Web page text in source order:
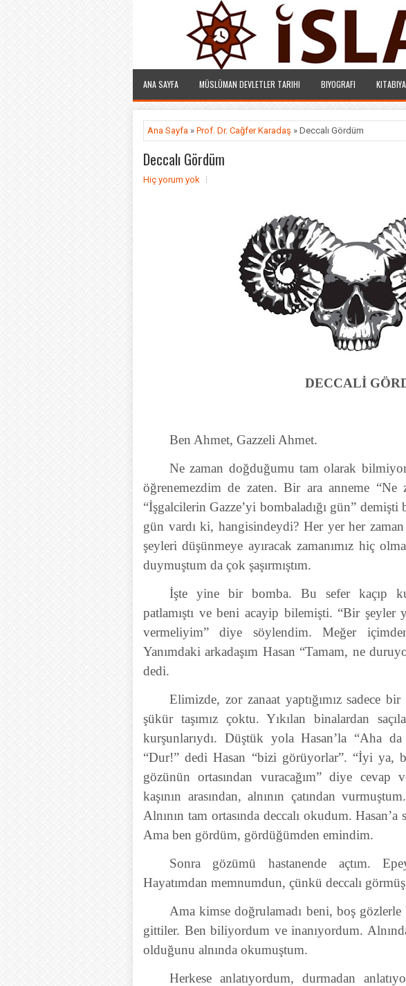
ANA SAYFA MÜSLÜMAN DEVLETLER TARIHI BIYOGRAFI
Ana Sayfa » Prof. Dr. Cağfer Karadaş » Deccalı Gördüm
Deccalı Gördüm
Hiç yorum yok
DECCALİ
Ben Ahmet, Gazzeli Ahmet.
Ne zaman doğduğumu tam olarak
öğrenemezdim de zaten. Bir ara anneme “Ne
“İşgalcilerin Gazze’yi bombaladığı gün”
gün vardı ki, hangisindeydi? Her yer her
şeyleri düşünmeye ayıracak zamanımız hiç
duymuştum da çok şaşırmıştım.
İşte yine bir bomba. Bu sefer kaçıp
patlamıştı ve beni acayip bilemişti. “Bir şeyler
vermeliyim” diye söylendim. Meğer
Yanımdaki arkadaşım Hasan “Tamam, ne
dedi.
Elimizde, zor zanaat yaptığımız sadece bir
şükür taşımız çoktu. Yıkılan binalardan
kurşunlarıydı. Düştük yola Hasan’la “Aha da
“Dur!” dedi Hasan “bizi görüyorlar”. “İyi ya,
gözünün ortasından vuracağım” diye
kaşının arasından, alnının çatından
Alnının tam ortasında deccalı okudum. Hasan’a
Ama ben gördüm, gördüğümden emindim.
Sonra gözümü hastanende açtım.
Hayatımdan memnumdun, çünkü deccalı
Ama kimse doğrulamadı beni, boş gözlerle
gittiler. Ben biliyordum ve inanıyordum.
olduğunu alnında okumuştum.
Herkese anlatıyordum, durmadan